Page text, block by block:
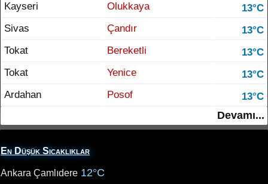
Kayseri
Olukkaya
13°C
Sivas
Çandır
13°C
Tokat
Bereketli
13°C
Tokat
Yenice
13°C
Ardahan
Posof 13°C
Devamı...
En Düşük Sıcaklıklar
Ankara Çamlıdere 12°C